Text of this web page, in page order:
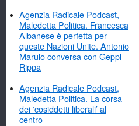
Agenzia Radicale Podcast,
Maledetta Politica. Francesca
Albanese è perfetta per
queste Nazioni Unite. Antonio
Marulo conversa con Geppi
Rippa
Agenzia Radicale Podcast,
Maledetta Politica. La corsa
dei ‘cosiddetti liberali’ al
centro